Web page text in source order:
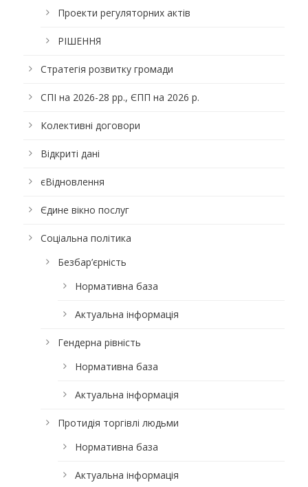
Проекти регуляторних актів
РІШЕННЯ
Стратегія розвитку громади
СПІ на 2026-28 рр., ЄПП на 2026 р.
Колективні договори
Відкриті дані
єВідновлення
Єдине вікно послуг
Соціальна політика
Безбар’єрність
Нормативна база
Актуальна інформація
Гендерна рівність
Нормативна база
Актуальна інформація
Протидія торгівлі людьми
Нормативна база
Актуальна інформація